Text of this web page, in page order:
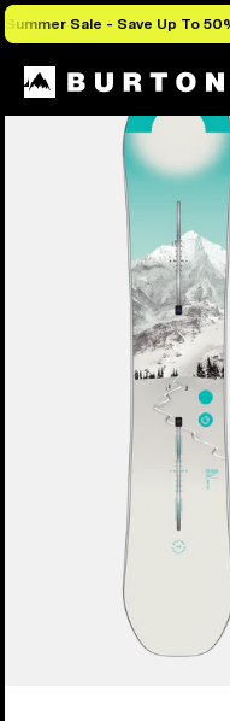
Summer Sale - Save Up To
Die Experten von Burton